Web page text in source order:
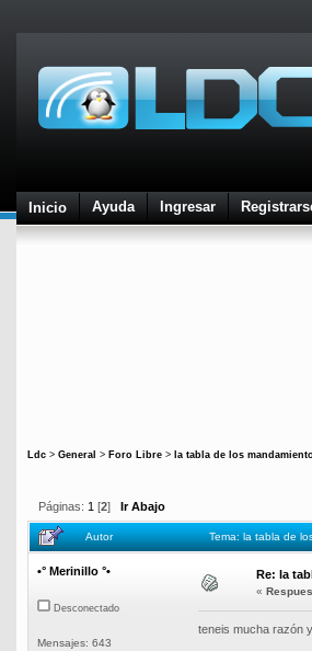
Inicio Ayuda Ingresar
Ldc > General > Foro Libre > la tabla de los
Páginas: 1 [2] Ir Abajo
Autor Tema: la tabla de
•° Merinillo °•
Desconectado
Mensajes: 643
Re: la
«
teneis mucha razón